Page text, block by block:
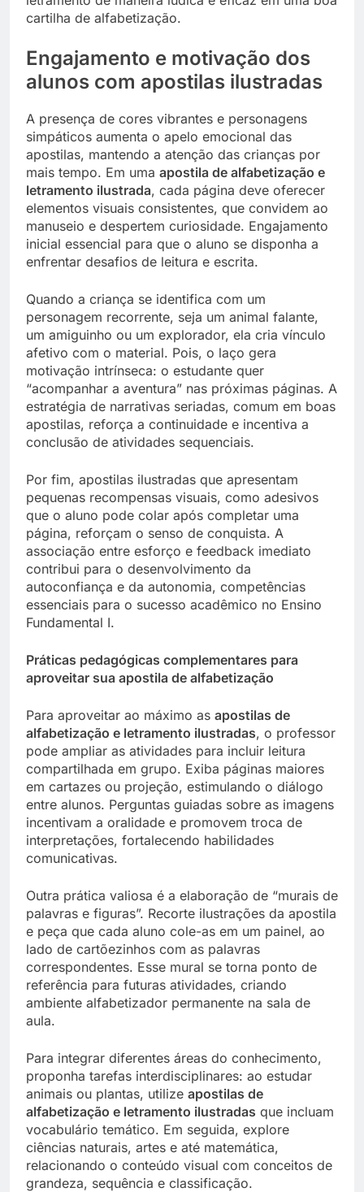
cartilha de alfabetização.
Engajamento e motivação dos
alunos com apostilas ilustradas
A presença de cores vibrantes e personagens
simpáticos aumenta o apelo emocional das
apostilas, mantendo a atenção das crianças por
mais tempo. Em uma apostila de alfabetização e
letramento ilustrada, cada página deve oferecer
elementos visuais consistentes, que convidem ao
manuseio e despertem curiosidade. Engajamento
inicial essencial para que o aluno se disponha a
enfrentar desafios de leitura e escrita.
Quando a criança se identifica com um
personagem recorrente, seja um animal falante,
um amiguinho ou um explorador, ela cria vínculo
afetivo com o material. Pois, o laço gera
motivação intrínseca: o estudante quer
“acompanhar a aventura” nas próximas páginas. A
estratégia de narrativas seriadas, comum em boas
apostilas, reforça a continuidade e incentiva a
conclusão de atividades sequenciais.
Por fim, apostilas ilustradas que apresentam
pequenas recompensas visuais, como adesivos
que o aluno pode colar após completar uma
página, reforçam o senso de conquista. A
associação entre esforço e feedback imediato
contribui para o desenvolvimento da
autoconfiança e da autonomia, competências
essenciais para o sucesso acadêmico no Ensino
Fundamental I.
Práticas pedagógicas complementares para
aproveitar sua apostila de alfabetização
Para aproveitar ao máximo as apostilas de
alfabetização e letramento ilustradas, o professor
pode ampliar as atividades para incluir leitura
compartilhada em grupo. Exiba páginas maiores
em cartazes ou projeção, estimulando o diálogo
entre alunos. Perguntas guiadas sobre as imagens
incentivam a oralidade e promovem troca de
interpretações, fortalecendo habilidades
comunicativas.
Outra prática valiosa é a elaboração de “murais de
palavras e figuras”. Recorte ilustrações da apostila
e peça que cada aluno cole-as em um painel, ao
lado de cartõezinhos com as palavras
correspondentes. Esse mural se torna ponto de
referência para futuras atividades, criando
ambiente alfabetizador permanente na sala de
aula.
Para integrar diferentes áreas do conhecimento,
proponha tarefas interdisciplinares: ao estudar
animais ou plantas, utilize apostilas de
alfabetização e letramento ilustradas que incluam
vocabulário temático. Em seguida, explore
ciências naturais, artes e até matemática,
relacionando o conteúdo visual com conceitos de
grandeza, sequência e classificação.